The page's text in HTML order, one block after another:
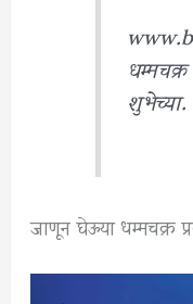
शुभेच्या.
जाणून घेऊया धम्मचक्र